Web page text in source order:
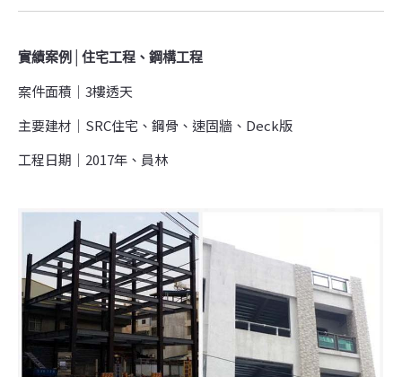
實績案例│住宅工程、鋼構工程
案件面積│ 3樓透天
主要建材│SRC住宅、鋼骨、速固牆、Deck版
工程日期│ 2017年、 員林